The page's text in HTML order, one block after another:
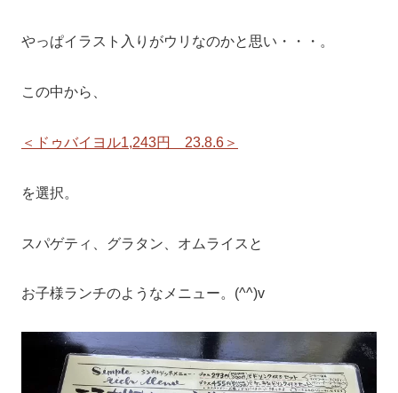
やっぱイラスト入りがウリなのかと思い・・・。
この中から、
＜ドゥバイヨル1,243円 23.8.6＞
を選択。
スパゲティ、グラタン、オムライスと
お子様ランチのようなメニュー。(^^)v